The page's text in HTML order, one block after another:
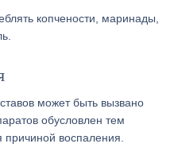
копчености, маринады,
может быть вызвано
обусловлен тем
причиной воспаления.